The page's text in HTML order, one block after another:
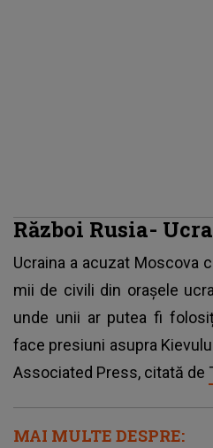
Război Rusia-
Ucraina a acuzat Moscova
mii de civili din orașele
unde unii ar putea fi
face presiuni asupra
Associated Press, citată de
MAI MULTE DESPRE: